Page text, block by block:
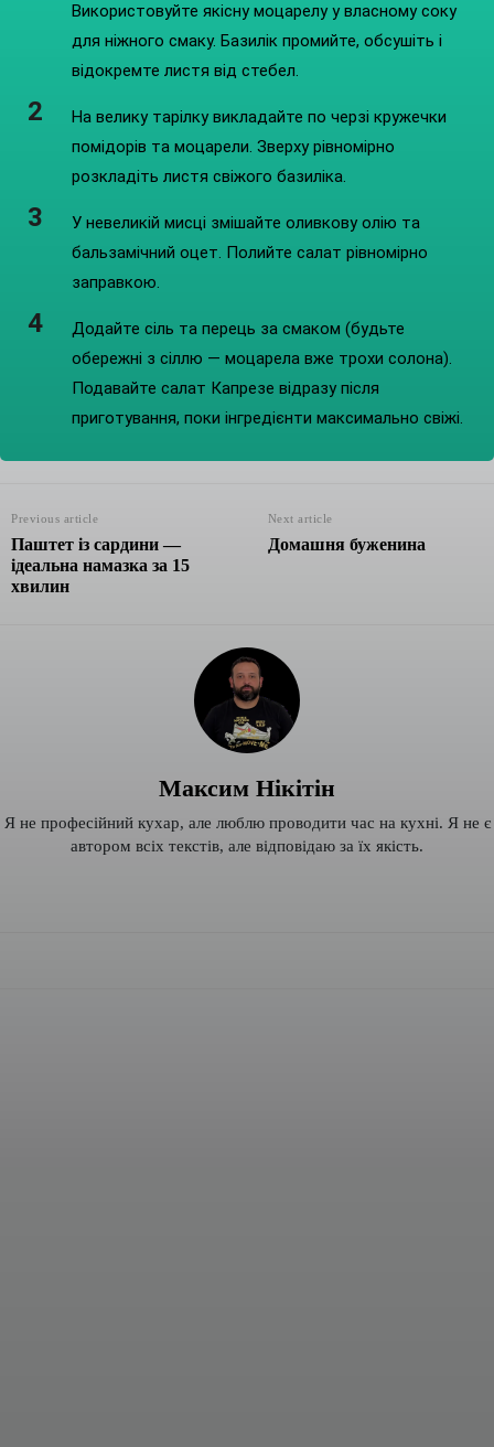
Використовуйте якісну моцарелу у власному соку
для ніжного смаку. Базилік промийте, обсушіть і
відокремте листя від стебел.
На велику тарілку викладайте по черзі кружечки
помідорів та моцарели. Зверху рівномірно
розкладіть листя свіжого базиліка.
У невеликій мисці змішайте оливкову олію та
бальзамічний оцет. Полийте салат рівномірно
заправкою.
Додайте сіль та перець за смаком (будьте
обережні з сіллю — моцарела вже трохи солона).
Подавайте салат Капрезе відразу після
приготування, поки інгредієнти максимально свіжі.
Previous article
Паштет із сардини —
ідеальна намазка за 15
хвилин
Next article
Домашня буженина
Максим Нікітін
Я не професійний кухар, але люблю проводити час на кухні. Я не є
автором всіх текстів, але відповідаю за їх якість.